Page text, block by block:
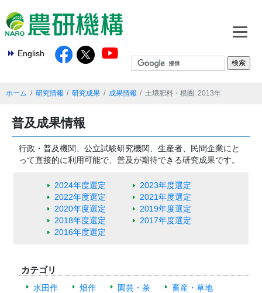
English
ホーム 研究情報 研究成果 成果情報 土壌肥料・根圏: 2013年
普及成果情報
行政・普及機関、公立試験研究機関、生産者、民間企業にと
って直接的に利用可能で、普及が期待できる研究成果です。
2024年度選定
2023年度選定
2022年度選定
2021年度選定
2020年度選定
2019年度選定
2018年度選定
2017年度選定
2016年度選定
カテゴリ
水田作 畑作 園芸・茶
畜産・草地